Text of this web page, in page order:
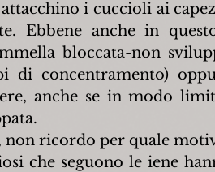
i cuccioli ai
Ebbene anche in
bloccata-non
di concentramento)
anche se in modo
non ricordo per quale
che seguono le iene